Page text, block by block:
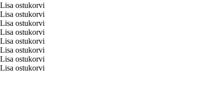
Lisa ostukorvi
Lisa ostukorvi
Lisa ostukorvi
Lisa ostukorvi
Lisa ostukorvi
Lisa ostukorvi
Lisa ostukorvi
Lisa ostukorvi